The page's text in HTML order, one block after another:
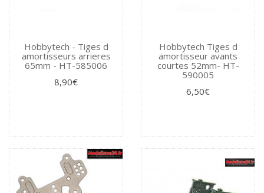
Hobbytech - Tiges d
amortisseurs arrieres
65mm - HT-585006
8,90€
Hobbytech Tiges d
amortisseur avants
courtes 52mm- HT-
590005
6,50€